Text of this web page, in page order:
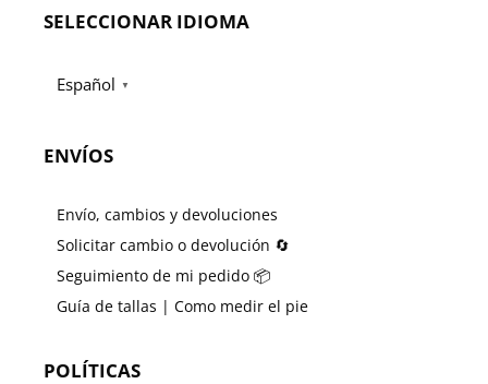
SELECCIONAR IDIOMA
Español ▼
ENVÍOS
Envío, cambios y devoluciones
Solicitar cambio o devolución 🔄
Seguimiento de mi pedido 📦
Guía de tallas | Como medir el pie
POLÍTICAS